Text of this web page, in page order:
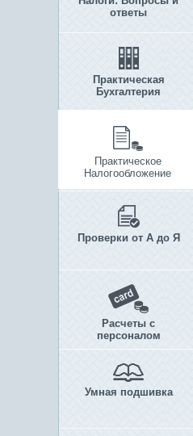
ответы
Практическая
Бухгалтерия
Практическое
Налогообложение
Проверки от А до Я
Расчеты с
персоналом
Умная подшивка